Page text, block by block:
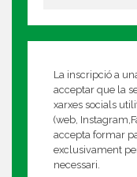
La inscripció a
acceptar que la
xarxes socials
(web,
accepta formar
exclusivament
necessari.